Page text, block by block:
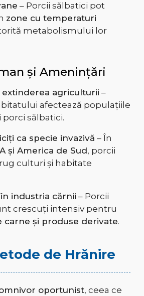
– Porcii sălbatici pot
zone cu temperaturi
metabolismului lor
și Amenințări
extinderea agriculturii –
afectează populațiile
sălbatici.
ca specie invazivă – În
și America de Sud, porcii
culturi și habitate
industria cărnii – Porcii
crescuți intensiv pentru
carne și produse derivate.
de Hrănire
oportunist, ceea ce